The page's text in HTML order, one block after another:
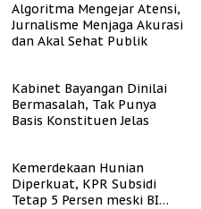
Algoritma Mengejar Atensi,
Jurnalisme Menjaga Akurasi
dan Akal Sehat Publik
Kabinet Bayangan Dinilai
Bermasalah, Tak Punya
Basis Konstituen Jelas
Kemerdekaan Hunian
Diperkuat, KPR Subsidi
Tetap 5 Persen meski BI